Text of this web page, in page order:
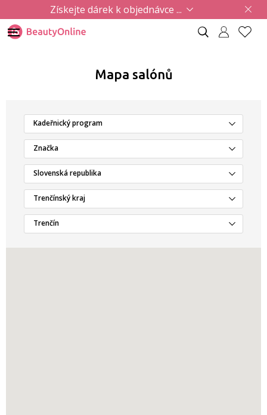
Získejte dárek k objednávce ...
Mapa salónů
Kadeřnický program
Značka
Slovenská republika
Trenčínský kraj
Trenčín